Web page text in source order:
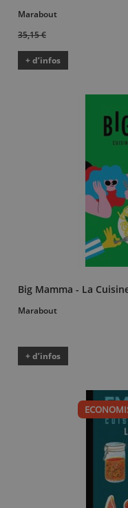
Marabout
35,15 €
+ d’infos
Big Mamma - La
Marabout
+ d’infos